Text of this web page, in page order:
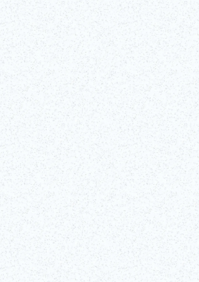
La Tokyo Tower, costruita nel 1958, si erge a 333
Maggiori informazioni
Per saperne di più